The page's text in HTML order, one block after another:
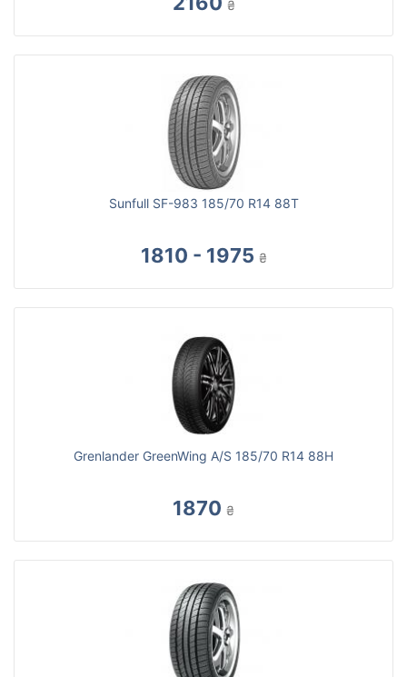
₴
Sunfull SF-983 185/70 R14 88T
1810 - 1975 ₴
Grenlander GreenWing A/S 185/70 R14 88H
1870 ₴